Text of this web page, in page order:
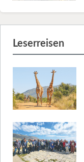
Leserreisen